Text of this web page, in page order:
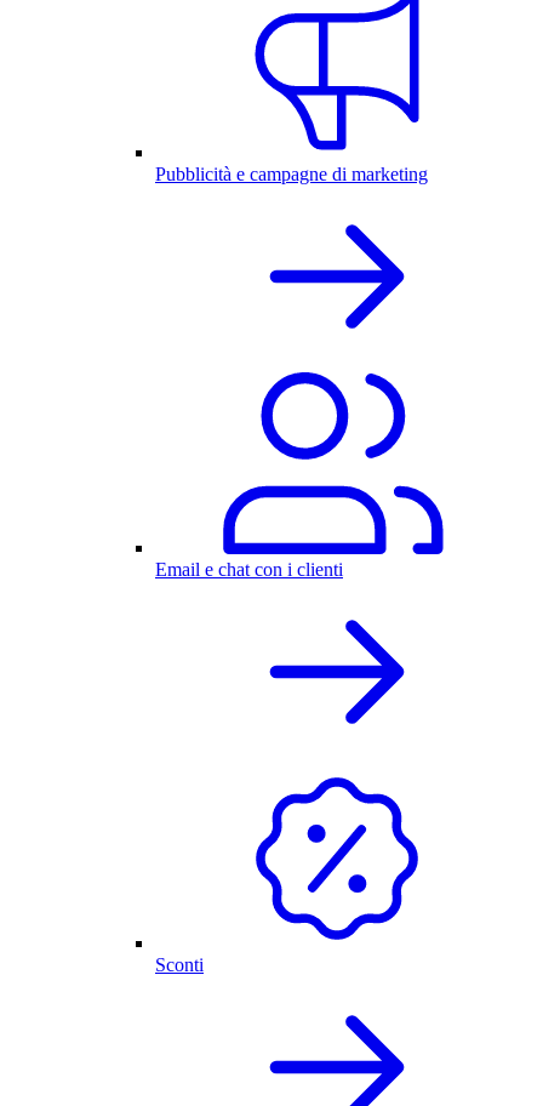
Pubblicità e campagne di marketing
Email e chat con i clienti
Sconti